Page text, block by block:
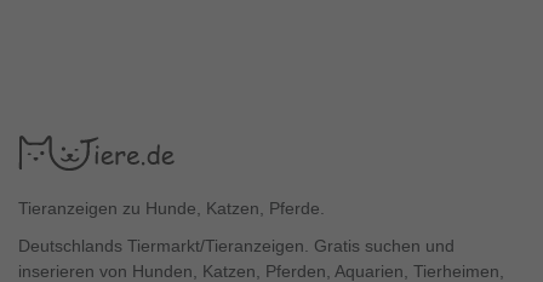
Tieranzeigen zu Hunde, Katzen, Pferde.
Deutschlands Tiermarkt/Tieranzeigen. Gratis suchen und
inserieren von Hunden, Katzen, Pferden, Aquarien, Tierheimen,